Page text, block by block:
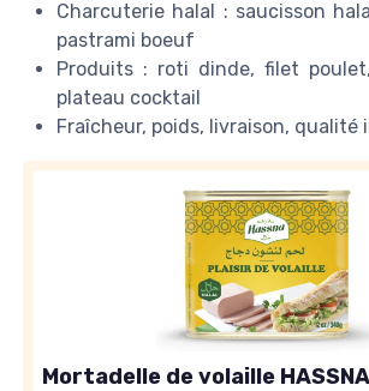
Charcuterie halal : saucisson
pastrami boeuf
Produits : roti dinde, filet
plateau cocktail
Fraîcheur, poids, livraison, qualité
Mortadelle de volaille